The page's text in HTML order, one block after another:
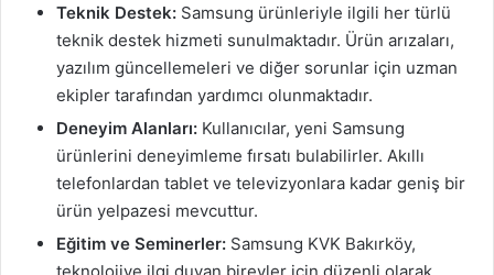
Teknik Destek: Samsung ürünleriyle ilgili her türlü
teknik destek hizmeti sunulmaktadır. Ürün arızaları,
yazılım güncellemeleri ve diğer sorunlar için uzman
ekipler tarafından yardımcı olunmaktadır.
Deneyim Alanları: Kullanıcılar, yeni Samsung
ürünlerini deneyimleme fırsatı bulabilirler. Akıllı
telefonlardan tablet ve televizyonlara kadar geniş bir
ürün yelpazesi mevcuttur.
Eğitim ve Seminerler: Samsung KVK Bakırköy,
teknolojiye ilgi duyan bireyler için düzenli olarak